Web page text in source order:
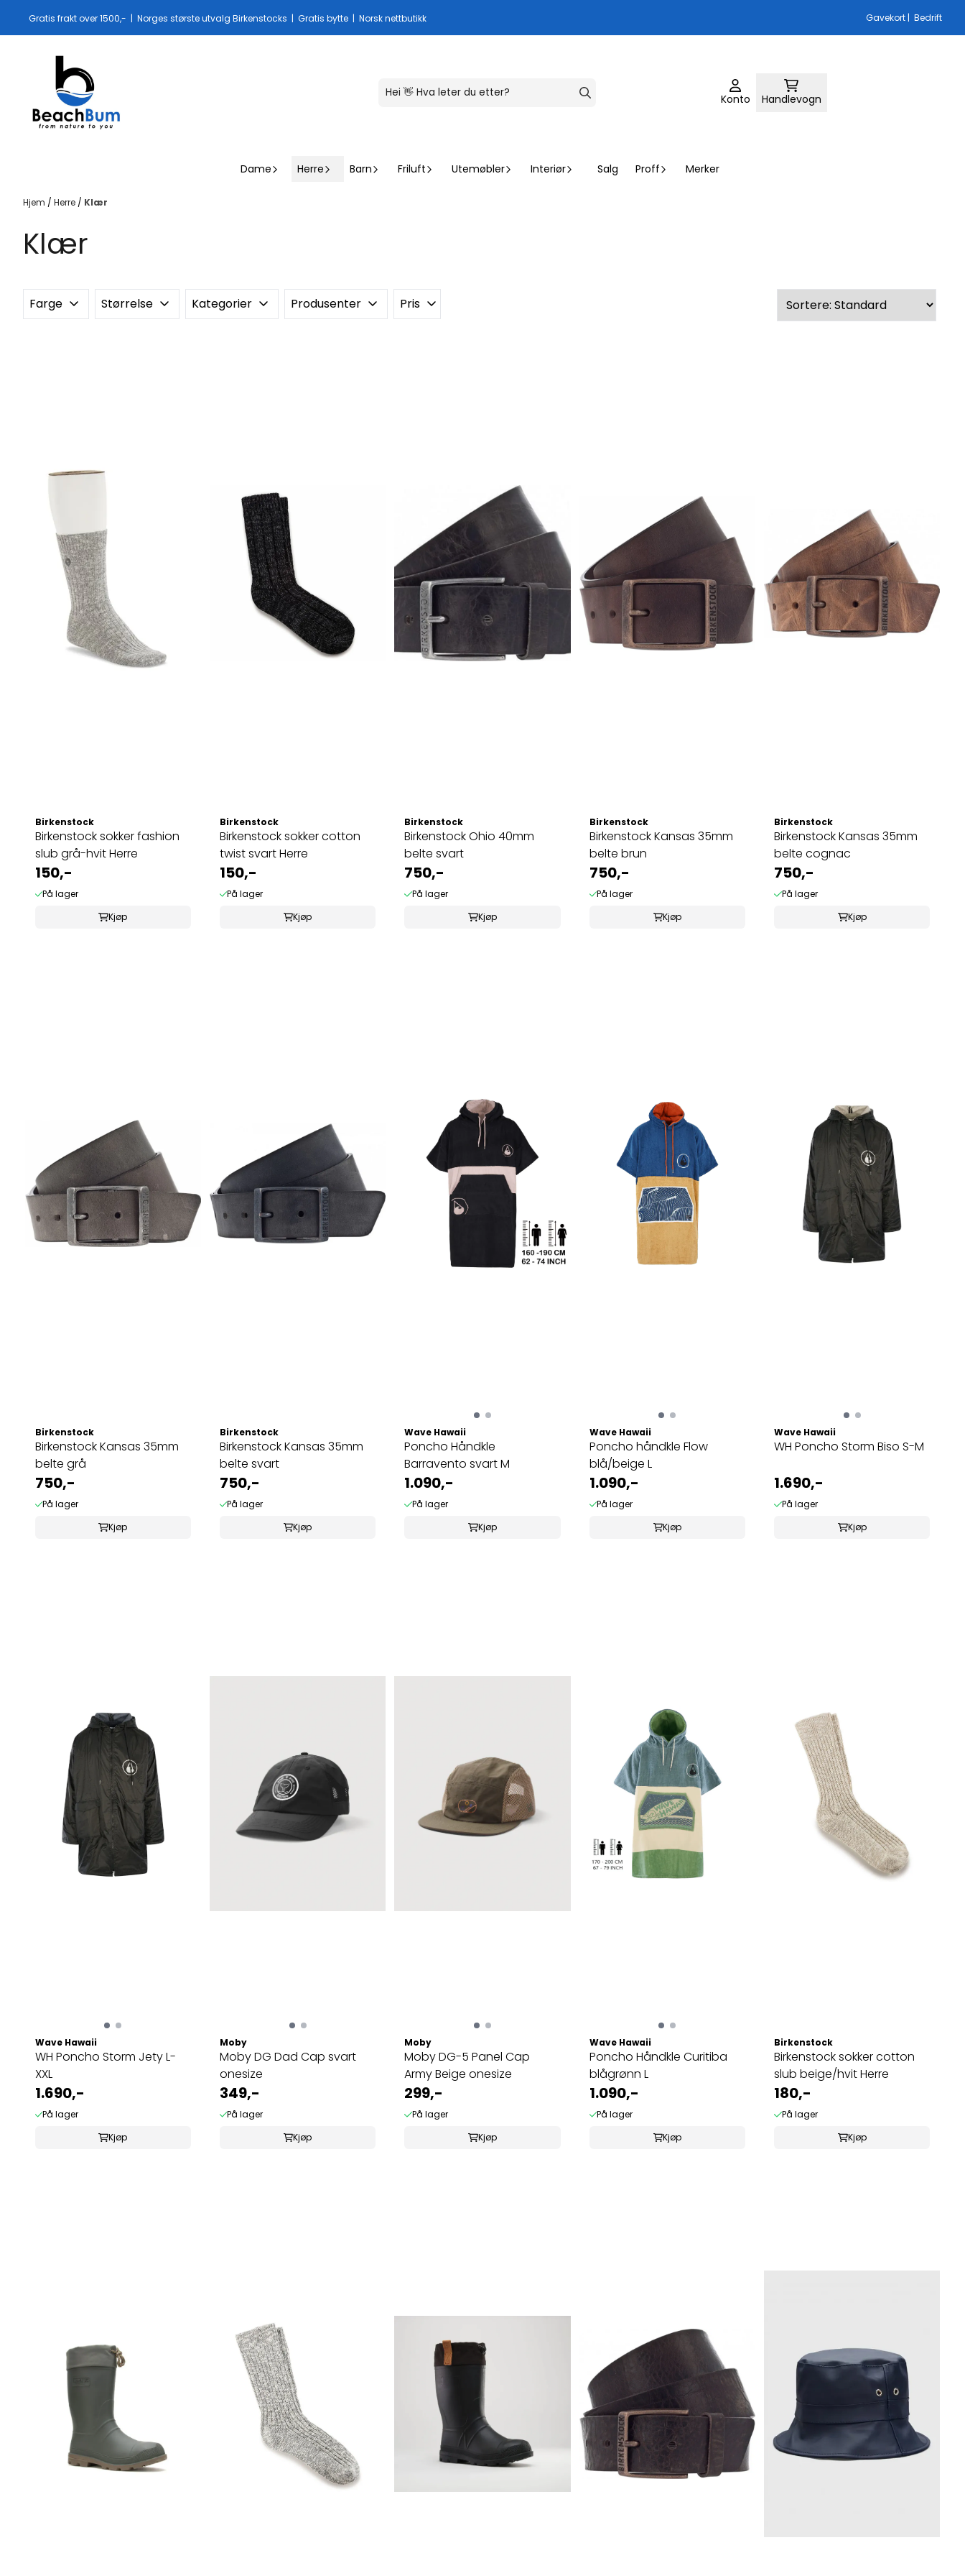
Hopp til innhold
Gratis frakt over 1500,- | Norges største utvalg Birkenstocks | Gratis bytte | Norsk nettbutikk Gavekort | Bedrift
Konto Handlevogn
Dame Herre Barn Friluft Utemøbler Interiør Salg Proff Merker
Hjem / Herre / Klær
Klær
Farge Størrelse Kategorier Produsenter Pris
Birkenstock
Birkenstock sokker fashion
slub grå-hvit Herre
150,-
På lager
Kjøp
Birkenstock
Birkenstock sokker cotton
twist svart Herre
150,-
På lager
Kjøp
Birkenstock
Birkenstock Ohio 40mm
belte svart
750,-
På lager
Kjøp
Birkenstock
Birkenstock Kansas 35mm
belte brun
750,-
På lager
Kjøp
Birkenstock
Birkenstock Kansas 35mm
belte cognac
750,-
På lager
Kjøp
Birkenstock
Birkenstock Kansas 35mm
belte grå
750,-
På lager
Kjøp
Birkenstock
Birkenstock Kansas 35mm
belte svart
750,-
På lager
Kjøp
Wave Hawaii
Poncho Håndkle
Barravento svart M
1.090,-
På lager
Kjøp
Wave Hawaii
Poncho håndkle Flow
blå/beige L
1.090,-
På lager
Kjøp
Wave Hawaii
WH Poncho Storm Biso S-M
1.690,-
På lager
Kjøp
Wave Hawaii
WH Poncho Storm Jety L-
XXL
1.690,-
På lager
Kjøp
Moby
Moby DG Dad Cap svart
onesize
349,-
På lager
Kjøp
Moby
Moby DG-5 Panel Cap
Army Beige onesize
299,-
På lager
Kjøp
Wave Hawaii
Poncho Håndkle Curitiba
blågrønn L
1.090,-
På lager
Kjøp
Birkenstock
Birkenstock sokker cotton
slub beige/hvit Herre
180,-
På lager
Kjøp